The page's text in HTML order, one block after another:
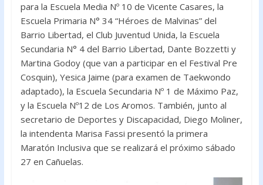
para la Escuela Media Nº 10 de Vicente Casares, la
Escuela Primaria N° 34 “Héroes de Malvinas” del
Barrio Libertad, el Club Juventud Unida, la Escuela
Secundaria N° 4 del Barrio Libertad, Dante Bozzetti y
Martina Godoy (que van a participar en el Festival Pre
Cosquin), Yesica Jaime (para examen de Taekwondo
adaptado), la Escuela Secundaria Nº 1 de Máximo Paz,
y la Escuela Nº12 de Los Aromos. También, junto al
secretario de Deportes y Discapacidad, Diego Moliner,
la intendenta Marisa Fassi presentó la primera
Maratón Inclusiva que se realizará el próximo sábado
27 en Cañuelas.